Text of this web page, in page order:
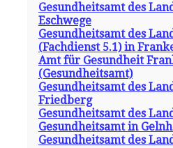
Gesundheitsamt des
Eschwege
Gesundheitsamt des
(Fachdienst 5.1) in
Amt für Gesundheit
(Gesundheitsamt)
Gesundheitsamt des
Friedberg
Gesundheitsamt des
Gesundheitsamt in
Gesundheitsamt des